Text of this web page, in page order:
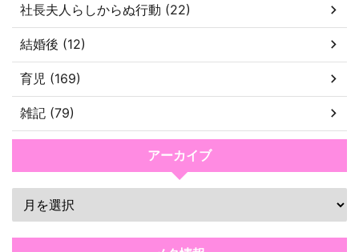
社長夫人らしからぬ行動 (22)
結婚後 (12)
育児 (169)
雑記 (79)
アーカイブ